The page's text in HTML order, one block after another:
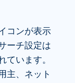
コンが表示
ーチ設定は
ています。
主、ネット